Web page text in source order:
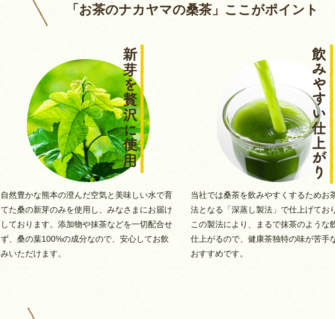
「お茶のナカヤマの桑茶」ここがポイント
自然豊かな熊本の澄んだ空気と美味しい水で育
てた桑の新芽のみを使用し、みなさまにお届け
しております。添加物や抹茶などを一切配合せ
ず、桑の葉100%の成分なので、安心してお飲
みいただけます。
当社では桑茶を飲みやすくするためお
法となる「深蒸し製法」で仕上げてお
この製法により、まるで抹茶のような
仕上がるので、健康茶独特の味が苦手
おすすめです。